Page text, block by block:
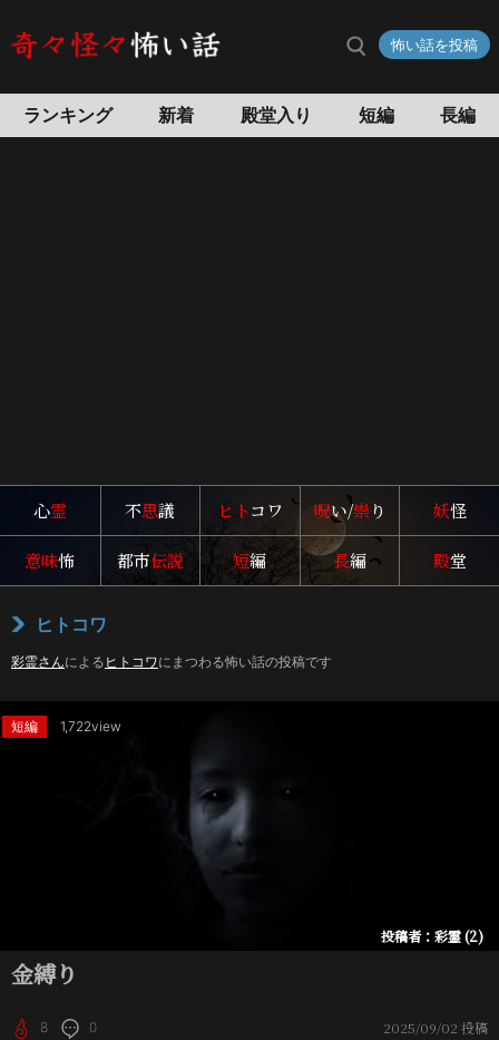
怖い話を投稿
ランキング 新着 殿堂入り 短編 長編
心霊 不思議 ヒトコワ 呪い/祟り 妖怪
意味怖 都市伝説 短編 長編 殿堂
ヒトコワ
彩霊さんによる ヒトコワにまつわる怖い話の投稿です
投稿者：彩霊 (2)
短編 1,722view
金縛り
8 0 2025/09/02 投稿